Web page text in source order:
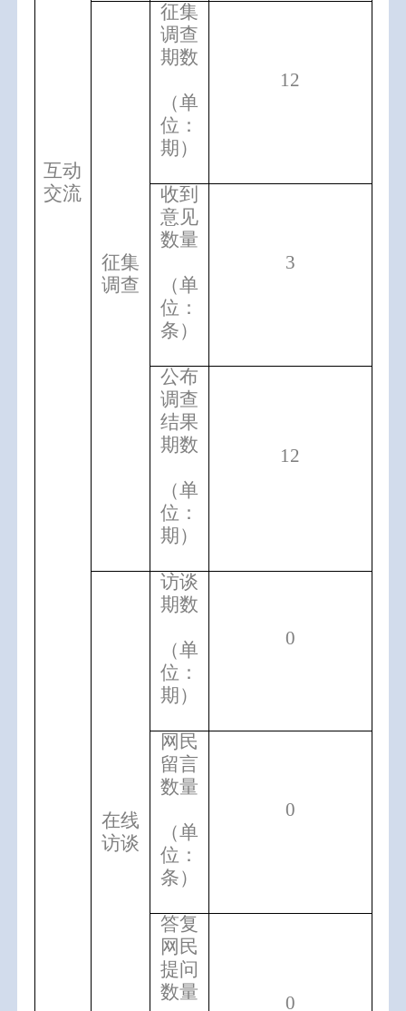
互动
交流
征集
调查
征集
调查
期数
（单
位：
期）
12
收到
意见
数量
（单
位：
条）
3
公布
调查
结果
期数
（单
位：
期）
12
在线
访谈
访谈
期数
（单
位：
期）
0
网民
留言
数量
（单
位：
条）
0
答复
网民
提问
数量
0